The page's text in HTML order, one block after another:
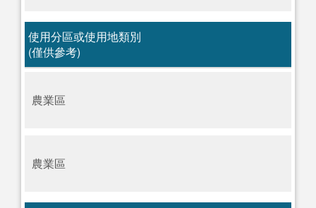
使用分區或使用地類別
(僅供參考)
農業區
農業區